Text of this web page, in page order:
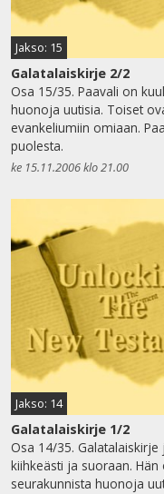
Jakso: 15
Galatalaiskirje 2/2
Osa 15/35. Paavali on
huonoja uutisia. Toiset
evankeliumiin omiaan.
puolesta.
ke 15.11.2006 klo 21.00
Jakso: 14
Galatalaiskirje 1/2
Osa 14/35.
kiihkeästi ja suoraan.
seurakunnista huonoja